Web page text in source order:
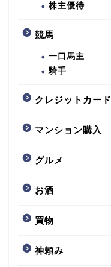
株主優待
競馬
一口馬主
騎手
クレジットカード
マンション購入
グルメ
お酒
買物
神頼み